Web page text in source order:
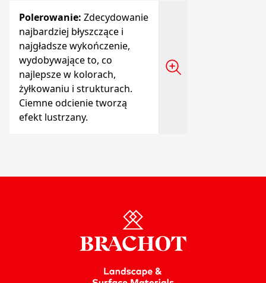
Polerowanie: Zdecydowanie
najbardziej błyszczące i
najgładsze wykończenie,
wydobywające to, co
najlepsze w kolorach,
żyłkowaniu i strukturach.
Ciemne odcienie tworzą
efekt lustrzany.